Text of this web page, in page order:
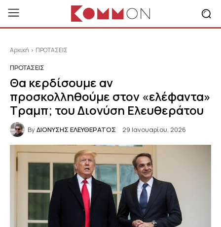
Αρχική ΠΡΟΤΑΣΕΙΣ
ΠΡΟΤΑΣΕΙΣ
Θα κερδίσουμε αν
προσκολληθούμε στον «ελέφαντα»
Τραμπ; του Διονύση Ελευθεράτου
ByΔΙΟΝΥΣΗΣ ΕΛΕΥΘΕΡΑΤΟΣ 29 Ιανουαρίου, 2026